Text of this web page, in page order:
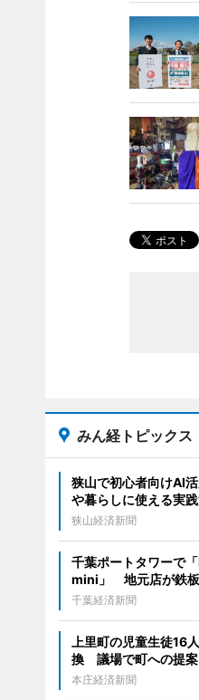
みん経トピックス
狭山で初心者向けAI
や暮らしに使える実
狭山経済新聞
千葉ポートタワーで
mini」 地元店が鉄板
千葉経済新聞
上里町の児童生徒16
換 議場で町への提案
本庄経済新聞